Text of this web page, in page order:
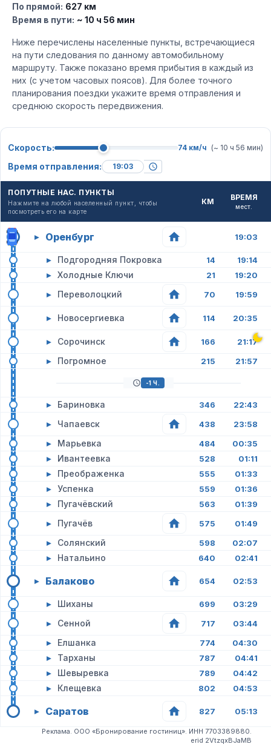
По прямой: 627 км
Время в пути: ~ 10 ч 56 мин
Ниже перечислены населенные пункты, встречающиеся
на пути следования по данному автомобильному
маршруту. Также показано время прибытия в каждый из
них (с учетом часовых поясов). Для более точного
планирования поездки укажите время отправления и
среднюю скорость передвижения.
Скорость: 74 км/ч (~ 10 ч 56 мин)
Время отправления:
ПОПУТНЫЕ НАС. ПУНКТЫ
Нажмите на любой населенный пункт, чтобы
посмотреть его на карте
КМ ВРЕМЯ
мест.
▸ Оренбург 19:03
▸ Подгородняя Покровка 14 19:14
▸ Холодные Ключи 21 19:20
▸ Переволоцкий 70 19:59
▸ Новосергиевка 114 20:35
▸ Сорочинск 166 21:17
▸ Погромное 215 21:57
-1 Ч.
▸ Бариновка 346 22:43
▸ Чапаевск 438 23:58
▸ Марьевка 484 00:35
▸ Ивантеевка 528 01:11
▸ Преображенка 555 01:33
▸ Успенка 559 01:36
▸ Пугачёвский 563 01:39
▸ Пугачёв 575 01:49
▸ Солянский 598 02:07
▸ Натальино 640 02:41
▸ Балаково 654 02:53
▸ Шиханы 699 03:29
▸ Сенной 717 03:44
▸ Елшанка 774 04:30
▸ Тарханы 787 04:41
▸ Шевыревка 789 04:42
▸ Клещевка 802 04:53
▸ Саратов 827 05:13
Реклама. ООО «Бронирование гостиниц». ИНН 7703389880.
erid 2VtzqxBJaMB